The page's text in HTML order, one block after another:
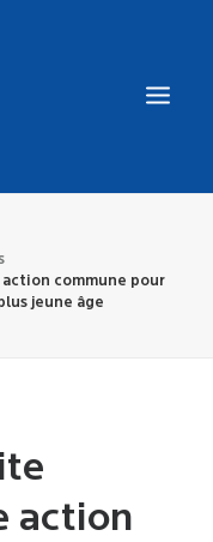
commune pour
jeune âge
action